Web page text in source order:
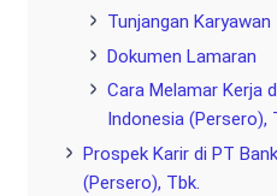
Tunjangan Karyawan
Dokumen Lamaran
Cara Melamar Kerja
Indonesia (Persero),
Prospek Karir di PT
(Persero), Tbk.